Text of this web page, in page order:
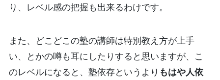
り、レベル感の把握も出来るわけです。
また、どこどこの塾の講師は特別教え方が上手
い、とかの噂も耳にしたりすると思いますが、こ
のレベルになると、塾依存というより もはや人依